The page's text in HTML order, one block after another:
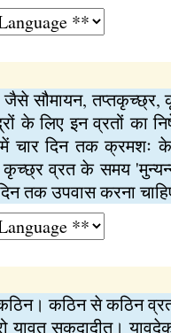
सौमायन, तप्तकृच्छ्र,
के लिए इन व्रतों का
चार दिन तक क्रमशः
व्रत के समय
तक उपवास करना
कठिन से कठिन
यावत् सकृदादीत।